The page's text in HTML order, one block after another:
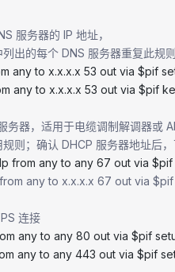
服务器的 IP 地址，
出的每个 DNS 服务器重复此规
any to x.x.x.x 53 out via $pif
any to x.x.x.x 53 out via $pif
务器，适用于电缆调制解调器或
则；确认 DHCP 服务器地址后
from any to any 67 out via
any to x.x.x.x 67 out via
连接
any to any 80 out via $pif
any to any 443 out via $pif